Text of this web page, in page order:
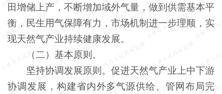
田增储上产，不断增加域外气量，做到供需基本平
衡，民生用气保障有力，市场机制进一步理顺，实
现天然气产业持续健康发展。
（二）基本原则。
坚持协调发展原则。促进天然气产业上中下游
协调发展，构建省内外多气源供给、管网布局完